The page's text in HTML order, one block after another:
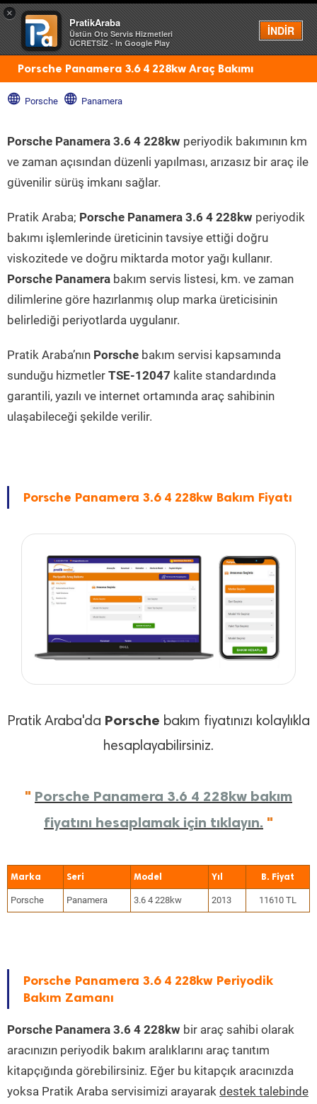
×
PratikAraba
Üstün Oto Servis Hizmetleri
ÜCRETSİZ - In Google Play
İNDİR
Menü
Porsche Panamera 3.6 4 228kw Araç Bakımı
Porsche Panamera
Porsche Panamera 3.6 4 228kw periyodik bakımının km
ve zaman açısından düzenli yapılması, arızasız bir araç ile
güvenilir sürüş imkanı sağlar.
Pratik Araba; Porsche Panamera 3.6 4 228kw periyodik
bakımı işlemlerinde üreticinin tavsiye ettiği doğru
viskozitede ve doğru miktarda motor yağı kullanır.
Porsche Panamera bakım servis listesi, km. ve zaman
dilimlerine göre hazırlanmış olup marka üreticisinin
belirlediği periyotlarda uygulanır.
Pratik Araba’nın Porsche bakım servisi kapsamında
sunduğu hizmetler TSE-12047 kalite standardında
garantili, yazılı ve internet ortamında araç sahibinin
ulaşabileceği şekilde verilir.
Porsche Panamera 3.6 4 228kw Bakım Fiyatı
Pratik Araba'da Porsche bakım fiyatınızı kolaylıkla
hesaplayabilirsiniz.
" Porsche Panamera 3.6 4 228kw bakım
fiyatını hesaplamak için tıklayın. "
Marka Seri Model Yıl
Porsche Panamera 3.6 4 228kw 2013 11610 TL
Porsche Panamera 3.6 4 228kw Periyodik
Bakım Zamanı
Porsche Panamera 3.6 4 228kw bir araç sahibi olarak
aracınızın periyodik bakım aralıklarını araç tanıtım
kitapçığında görebilirsiniz. Eğer bu kitapçık aracınızda
yoksa Pratik Araba servisimizi arayarak destek talebinde